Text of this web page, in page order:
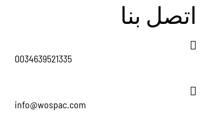
اتصل بنا
0034639521335
info@wospac.com